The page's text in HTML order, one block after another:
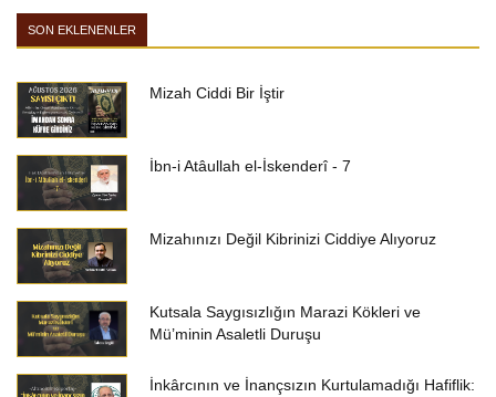
SON EKLENENLER
Mizah Ciddi Bir İştir
İbn-i Atâullah el-İskenderî - 7
Mizahınızı Değil Kibrinizi Ciddiye Alıyoruz
Kutsala Saygısızlığın Marazi Kökleri ve
Mü’minin Asaletli Duruşu
İnkârcının ve İnançsızın Kurtulamadığı Hafiflik: